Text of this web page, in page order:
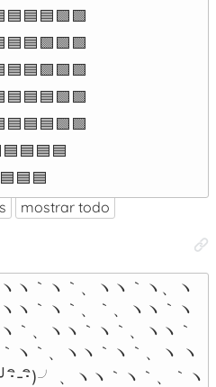
mostrar todo
ヽ｀ヽ｀、ヽヽ｀ヽ、ヽ
ヽ｀ヽ｀、｀、ヽヽ｀ヽ
｀、ヽヽ｀ヽ｀、ヽヽ｀
ヽ｀、ヽヽ｀ヽ｀、ヽ ヽ
･ิ-･ิ)╯ 、ヽヽ｀ヽ｀、｀ヽ